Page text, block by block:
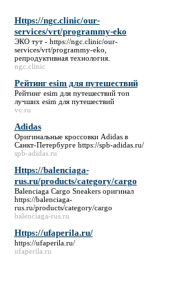
Https://ngc.clinic/our-
services/vrt/programmy-eko
ЭКО тут - https://ngc.clinic/our-
services/vrt/programmy-eko
репродуктивная технология.
ngc.clinic
Рейтинг esim для путешествий
Рейтинг esim для путешествийтоп
лучших esim для путешествий
vc.ru
Adidas
Оригинальные кроссовки Adidasв
Санкт-Петербурге https://spb-adidas.ru/
spb-adidas.ru
Https://balenciaga-
rus.ru/products/category/cargo
Balenciaga Cargo Sneakers оригинал
https://balenciaga-
rus.ru/products/category/cargo
balenciaga-rus.ru
Https://ufaperila.ru/
https://ufaperila.ru/
ufaperila.ru